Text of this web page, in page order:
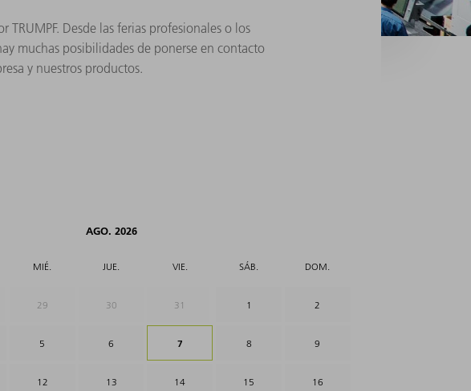
Desde las ferias profesionales o los
muchas posibilidades de ponerse en contacto
y nuestros productos.
AGO. 2026
MIÉ. JUE. VIE. SÁB. DOM.
29 30 31 1 2
5 6 7 8 9
12 13 14 15 16